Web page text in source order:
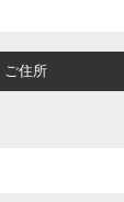
ご住所